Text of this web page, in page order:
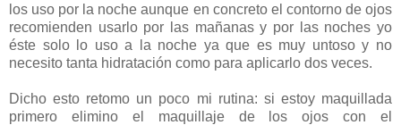
los uso por la noche aunque en concreto el contorno de ojos
recomienden usarlo por las mañanas y por las noches yo
éste solo lo uso a la noche ya que es muy untoso y no
necesito tanta hidratación como para aplicarlo dos veces.
Dicho esto retomo un poco mi rutina: si estoy maquillada
primero elimino el maquillaje de los ojos con el